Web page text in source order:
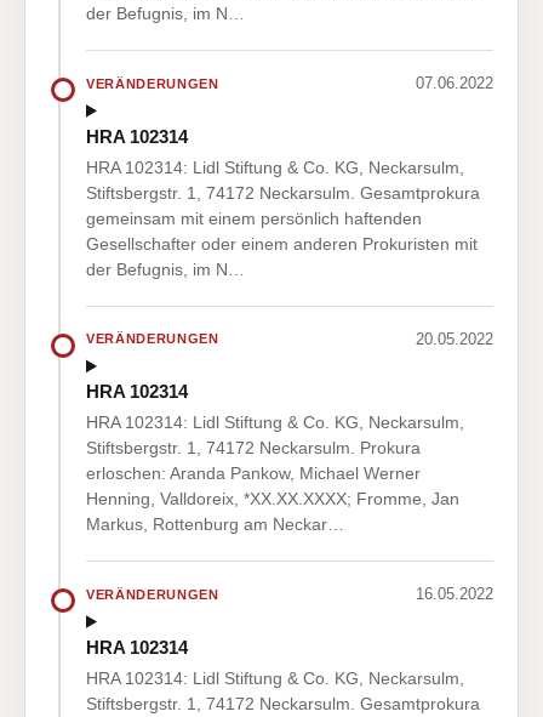
der Befugnis, im N…
VERÄNDERUNGEN 07.06.2022
HRA 102314
HRA 102314: Lidl Stiftung & Co. KG, Neckarsulm,
Stiftsbergstr. 1, 74172 Neckarsulm. Gesamtprokura
gemeinsam mit einem persönlich haftenden
Gesellschafter oder einem anderen Prokuristen mit
der Befugnis, im N…
VERÄNDERUNGEN 20.05.2022
HRA 102314
HRA 102314: Lidl Stiftung & Co. KG, Neckarsulm,
Stiftsbergstr. 1, 74172 Neckarsulm. Prokura
erloschen: Aranda Pankow, Michael Werner
Henning, Valldoreix, *XX.XX.XXXX; Fromme, Jan
Markus, Rottenburg am Neckar…
VERÄNDERUNGEN 16.05.2022
HRA 102314
HRA 102314: Lidl Stiftung & Co. KG, Neckarsulm,
Stiftsbergstr. 1, 74172 Neckarsulm. Gesamtprokura